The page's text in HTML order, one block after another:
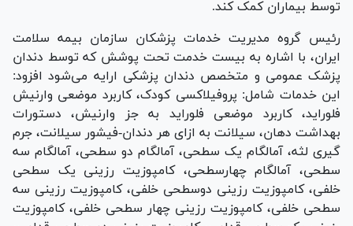
توسط بیماران کمک کند.
رئیس گروه مدیریت خدمات پزشکان سازمان بیمه سلامت
ایران، با اشاره به بیست خدمت تحت پوشش که توسط دندان
پزشک عمومی و متخصص دندان پزشکی ارایه می‌شود افزود:
این خدمات شامل: پروفیلاکسی کودک، کاربرد موضعی وارنیش
فلوراید، کاربرد موضعی فلوراید به جز وارنیش، دستورات
بهداشت دهان، سیلانت به ازای هر دندان-فیشور سیلانت، جرم
گیری لثه، آمالگام یک سطحی، آمالگام دو سطحی، آمالگام سه
سطحی، آمالگام چهارسطحی، کامپوزیت رزینی یک سطحی
خلفی، کامپوزیت رزینی دوسطحی خلفی، کامپوزیت رزینی سه
سطحی خلفی، کامپوزیت رزینی چهار سطحی خلفی، کامپوزیت